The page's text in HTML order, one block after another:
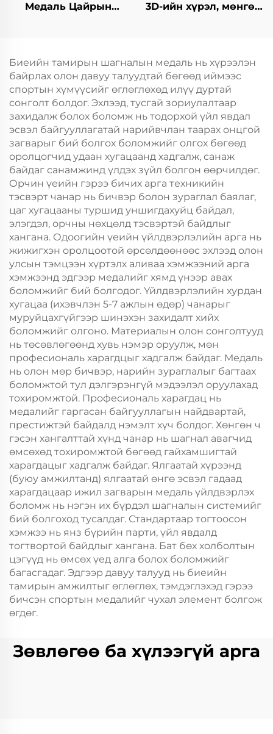
Медаль Цайрын
Финишерийн Шагнал
Спортын Медаль
3D-ийн хүрэл, мөнгөн,
Биеийн тамирын шагналын медаль нь хүрээлэн
байрлах олон давуу талуудтай бөгөөд иймээс
спортын хүмүүсийг өглөглөхөд илүү дуртай
сонголт болдог. Эхлээд, тусгай зориулалтаар
захидалж болох боломж нь тодорхой үйл явдал
эсвэл байгууллагатай нарийвчлан таарах онцгой
загварыг бий болгох боломжийг олгох бөгөөд
оролцогчид удаан хугацаанд хадгалж, санаж
байдаг санамжинд үлдэх зүйл болгон өөрчилдөг.
Орчин үеийн гэрээ бичих арга техникийн
тэсвэрт чанар нь бичвэр болон зураглал баялаг,
цаг хугацааны туршид уншигдахуйц байдал,
элэгдэл, орчны нөхцөлд тэсвэртэй байдлыг
хангана. Одоогийн үеийн үйлдвэрлэлийн арга нь
жижигхэн оролцоотой өрсөлдөөнөөс эхлээд олон
улсын тэмцээн хүртэлх аливаа хэмжээний арга
хэмжээнд эдгээр медалийг хямд үнээр авах
боломжийг бий болгодог. Үйлдвэрлэлийн хурдан
хугацаа (ихэвчлэн 5-7 ажлын өдөр) чанарыг
муруйцахгүйгээр шинэхэн захидалт хийх
боломжийг олгоно. Материалын олон сонголтууд
нь төсөвлөгөөнд хувь нэмэр оруулж, мөн
професиональ харагдцыг хадгалж байдаг. Медаль
нь олон мөр бичвэр, нарийн зураглалыг багтаах
боломжтой тул дэлгэрэнгүй мэдээлэл оруулахад
тохиромжтой. Професиональ харагдац нь
медалийг гаргасан байгууллагын найдвартай,
престижтэй байдалд нэмэлт хүч болдог. Хөнгөн ч
гэсэн хангалттай хүнд чанар нь шагнал авагчид
өмсөхөд тохиромжтой бөгөөд гайхамшигтай
харагдацыг хадгалж байдаг. Ялгаатай хүрээнд
(буюу амжилтанд) ялгаатай өнгө эсвэл гадаад
харагдацаар ижил загварын медаль үйлдвэрлэх
боломж нь нэгэн их бүрдэл шагналын системийг
бий болгоход тусалдаг. Стандартаар тогтоосон
хэмжээ нь янз бүрийн парти, үйл явдалд
тогтвортой байдлыг хангана. Бат бөх холболтын
цэгүүд нь өмсөх үед алга болох боломжийг
багасгадаг. Эдгээр давуу талууд нь биеийн
тамирын амжилтыг өглөглөх, тэмдэглэхэд гэрээ
бичсэн спортын медалийг чухал элемент болгож
өгдөг.
Зөвлөгөө ба хүлээгүй арга